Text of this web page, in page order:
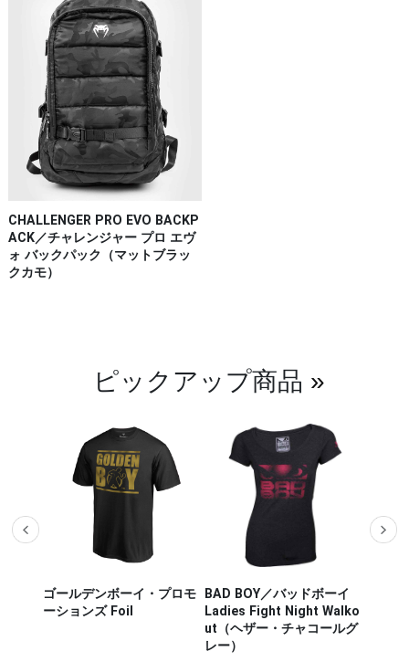
CHALLENGER PRO EVO BACKP
ACK／チャレンジャー プロ エヴ
ォ バックパック（マットブラッ
クカモ）
ピックアップ商品 »
ゴールデンボーイ・プロモ
ーションズ Foil
BAD BOY／バッドボーイ
Ladies Fight Night Walko
ut（ヘザー・チャコールグ
レー）